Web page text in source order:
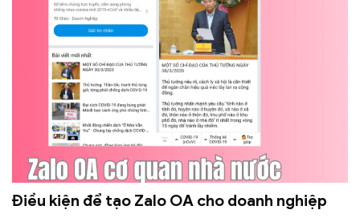
Điều kiện để tạo Zalo OA cho doanh nghiệp